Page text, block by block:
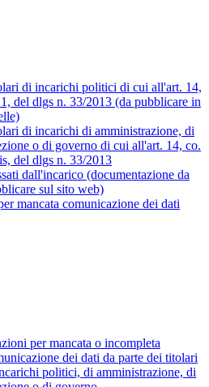
di incarichi politici di cui all'art. 14,
del dlgs n. 33/2013 (da pubblicare in
di incarichi di amministrazione, di
o di governo di cui all'art. 14, co.
del dlgs n. 33/2013
dall'incarico (documentazione da
sul sito web)
mancata comunicazione dei dati
per mancata o incompleta
dei dati da parte dei titolari
politici, di amministrazione, di